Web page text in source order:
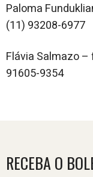
Paloma
(11) 93208-6977
Flávia Salmazo
91605-9354
RECEBA O